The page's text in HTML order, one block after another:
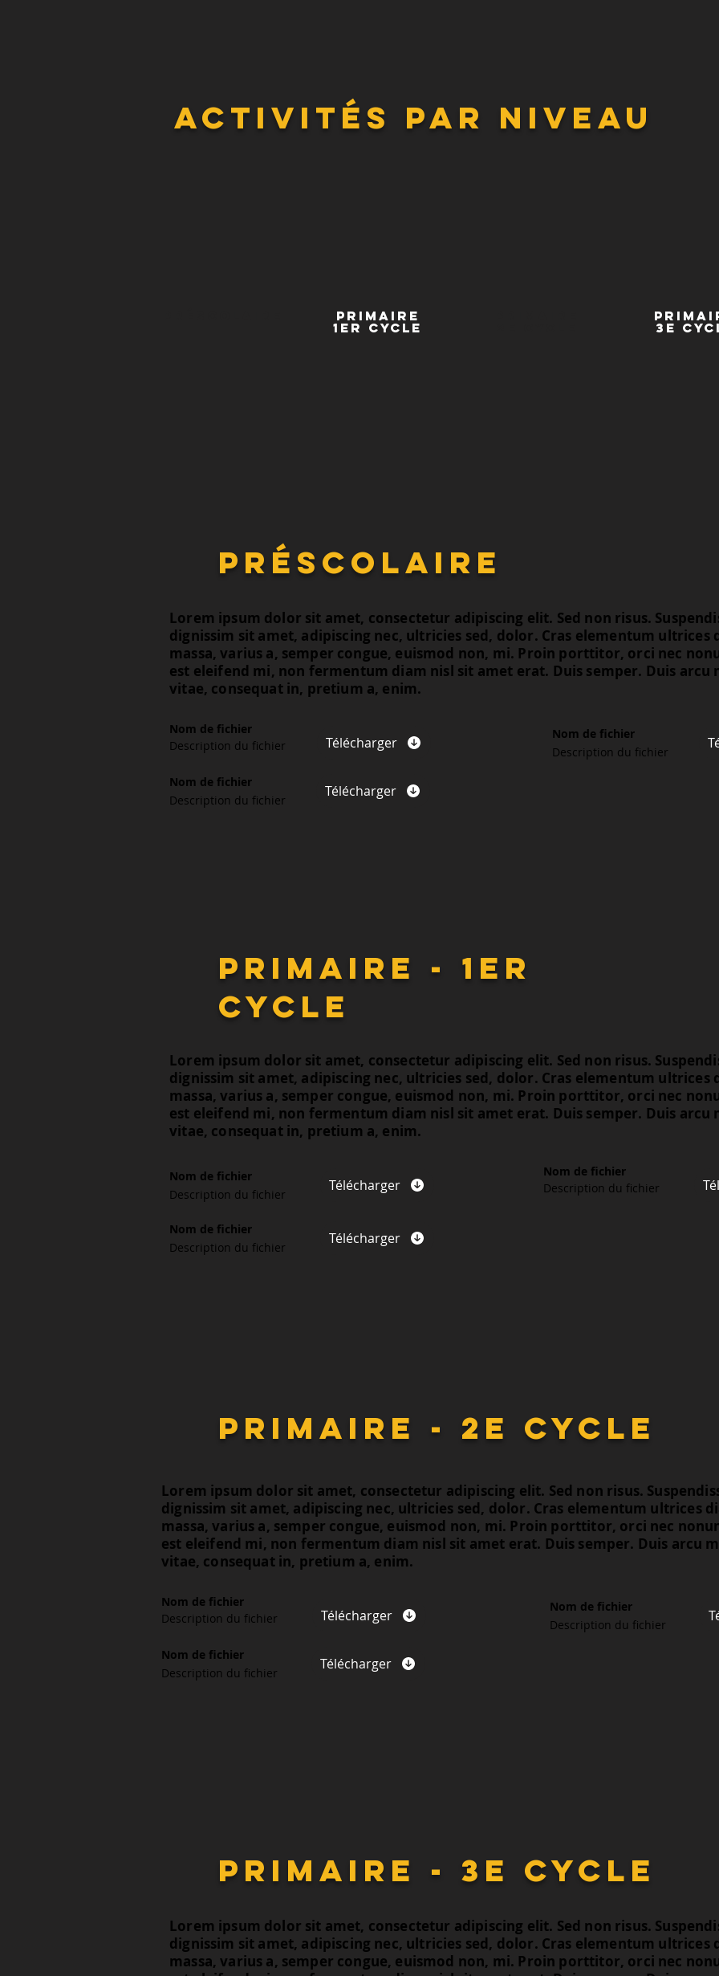
Primaire
1er cycle 3e
Activités par niveau
préscolaire
Lorem ipsum dolor sit amet, consectetur adipiscing elit. Sed non risus.
dignissim sit amet, adipiscing nec, ultricies sed, dolor. Cras elementum ultrices
massa, varius a, semper congue, euismod non, mi. Proin porttitor, orci nec
est eleifend mi, non fermentum diam nisl sit amet erat. Duis semper. Duis arcu
vitae, consequat in, pretium a, enim.
Nom de fichier
Description du fichier
Télécharger
Nom de fichier
Description du fichier
Nom de fichier
Description du fichier
Télécharger
primaire - 1er
cycle
Lorem ipsum dolor sit amet, consectetur adipiscing elit. Sed non risus.
dignissim sit amet, adipiscing nec, ultricies sed, dolor. Cras elementum ultrices
massa, varius a, semper congue, euismod non, mi. Proin porttitor, orci nec
est eleifend mi, non fermentum diam nisl sit amet erat. Duis semper. Duis arcu
vitae, consequat in, pretium a, enim.
Nom de fichier
Description du fichier
Télécharger
Nom de fichier
Description du fichier
Nom de fichier
Description du fichier
Télécharger
primaire - 2e cycle
Lorem ipsum dolor sit amet, consectetur adipiscing elit. Sed non risus.
dignissim sit amet, adipiscing nec, ultricies sed, dolor. Cras elementum ultrices
massa, varius a, semper congue, euismod non, mi. Proin porttitor, orci nec
est eleifend mi, non fermentum diam nisl sit amet erat. Duis semper. Duis arcu
vitae, consequat in, pretium a, enim.
Nom de fichier
Description du fichier
Télécharger
Nom de fichier
Description du fichier
Nom de fichier
Description du fichier
Télécharger
primaire - 3e cycle
Lorem ipsum dolor sit amet, consectetur adipiscing elit. Sed non risus.
dignissim sit amet, adipiscing nec, ultricies sed, dolor. Cras elementum ultrices
massa, varius a, semper congue, euismod non, mi. Proin porttitor, orci nec